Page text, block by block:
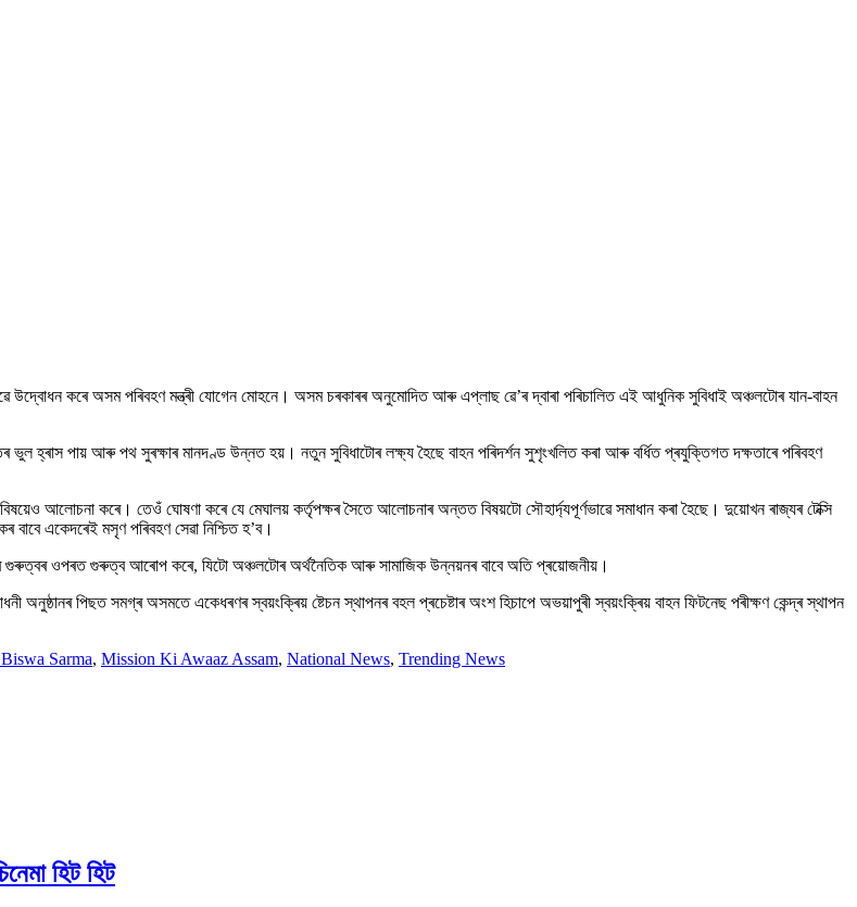
উদ্বোধন কৰে অসম পৰিবহণ মন্ত্ৰী যোগেন মোহনে। অসম চৰকাৰৰ অনুমোদিত আৰু এপ্লাছ ৱে’ৰ দ্বাৰা পৰিচালিত এই আধুনিক সুবিধাই অঞ্চলটোৰ যান-বাহন
ভুল হ্ৰাস পায় আৰু পথ সুৰক্ষাৰ মানদণ্ড উন্নত হয়। নতুন সুবিধাটোৰ লক্ষ্য হৈছে বাহন পৰিদৰ্শন সুশৃংখলিত কৰা আৰু বৰ্ধিত প্ৰযুক্তিগত দক্ষতাৰে পৰিবহণ
আলোচনা কৰে। তেওঁ ঘোষণা কৰে যে মেঘালয় কৰ্তৃপক্ষৰ সৈতে আলোচনাৰ অন্তত বিষয়টো সৌহাৰ্দ্যপূৰ্ণভাৱে সমাধান কৰা হৈছে। দুয়োখন ৰাজ্যৰ টেক্সি
একেদৰেই মসৃণ পৰিবহণ সেৱা নিশ্চিত হ’ব।
গুৰুত্বৰ ওপৰত গুৰুত্ব আৰোপ কৰে, যিটো অঞ্চলটোৰ অৰ্থনৈতিক আৰু সামাজিক উন্নয়নৰ বাবে অতি প্ৰয়োজনীয়।
অনুষ্ঠানৰ পিছত সমগ্ৰ অসমতে একেধৰণৰ স্বয়ংক্ৰিয় ষ্টেচন স্থাপনৰ বহল প্ৰচেষ্টাৰ অংশ হিচাপে অভয়াপুৰী স্বয়ংক্ৰিয় বাহন ফিটনেছ পৰীক্ষণ কেন্দ্ৰ স্থাপন
Sarma, Mission Ki Awaaz Assam, National News, Trending News
হিট হিট